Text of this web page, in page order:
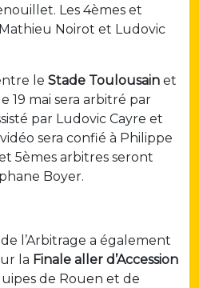
Les 4èmes et
Noirot et Ludovic
le Stade Toulousain et
le 19 mai sera arbitré par
par Ludovic Cayre et
sera confié à Philippe
5èmes arbitres seront
Boyer.
l’Arbitrage a également
la Finale aller d’Accession
de Rouen et de